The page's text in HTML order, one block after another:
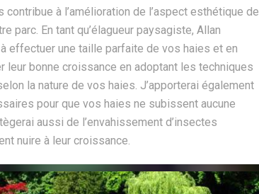
contribue à l’amélioration de l’aspect esthétique de
parc. En tant qu’élagueur paysagiste, Allan
effectuer une taille parfaite de vos haies et en
leur bonne croissance en adoptant les techniques
la nature de vos haies. J’apporterai également
pour que vos haies ne subissent aucune
aussi de l’envahissement d’insectes
nuire à leur croissance.